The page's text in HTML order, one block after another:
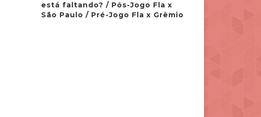
está faltando? / Pós-Jogo Fla x
São Paulo / Pré-Jogo Fla x Grêmio